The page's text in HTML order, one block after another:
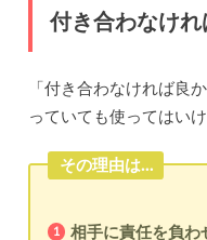
付き合わなけ
「付き合わなければ良
っていても使ってはいけ
その理由は…
相手に責任を負わ